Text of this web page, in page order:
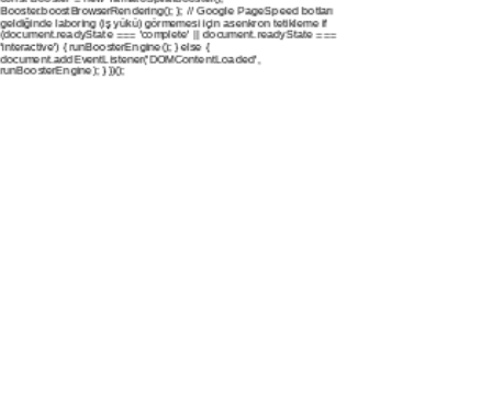
Booster.boostBrowserRendering(); }; // Google PageSpeed botları
geldiğinde laboring (iş yükü) görmemesi için asenkron tetikleme if
(document.readyState === 'complete' || document.readyState ===
'interactive') { runBoosterEngine(); } else {
document.addEventListener('DOMContentLoaded',
runBoosterEngine); } })();